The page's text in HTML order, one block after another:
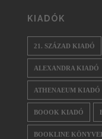
KIADÓK
21. SZÁZAD KIADÓ
ALEXANDRA KIADÓ
ATHENAEUM KIADÓ
BOOOK KIADÓ
BOOKLINE